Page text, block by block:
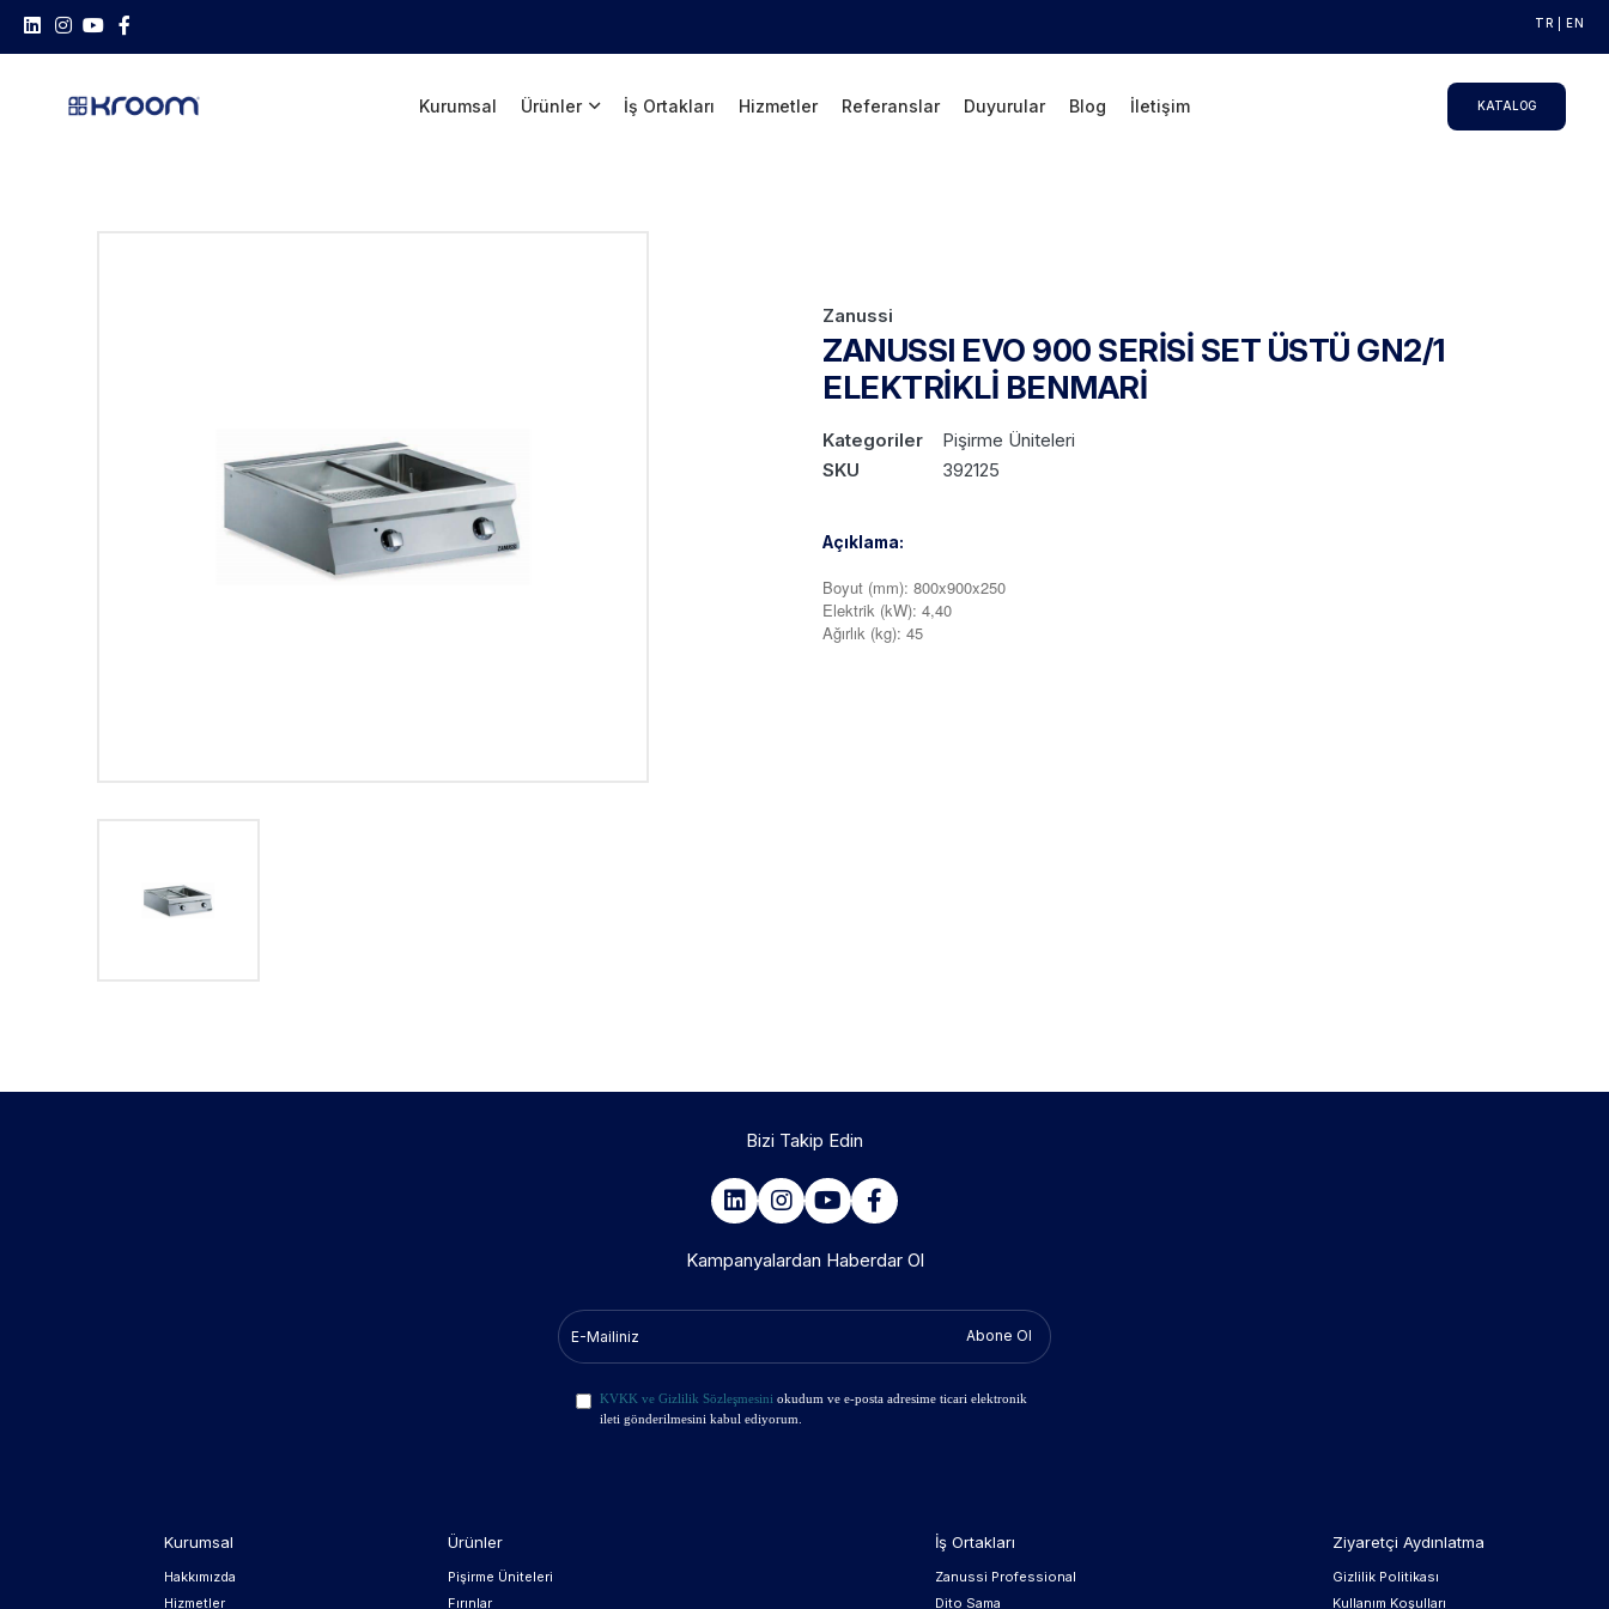
TR EN
Kurumsal Ürünler İş Ortakları Hizmetler Referanslar Duyurular Blog İletişim KATALOG
Zanussi
ZANUSSI EVO 900 SERİSİ SET ÜSTÜ GN2/1
ELEKTRİKLİ BENMARİ
Kategoriler
Pişirme Üniteleri
SKU
392125
Açıklama:
Boyut (mm): 800x900x250
Elektrik (kW): 4,40
Ağırlık (kg): 45
Bizi Takip Edin
Kampanyalardan Haberdar Ol
Abone Ol
KVKK ve Gizlilik Sözleşmesini okudum ve e-posta adresime ticari elektronik
ileti gönderilmesini kabul ediyorum.
Kurumsal
Hakkımızda
Hizmetler
Ürünler
Pişirme Üniteleri
Fırınlar
İş Ortakları
Zanussi Professional
Dito Sama
Ziyaretçi Aydınlatma
Gizlilik Politikası
Kullanım Koşulları